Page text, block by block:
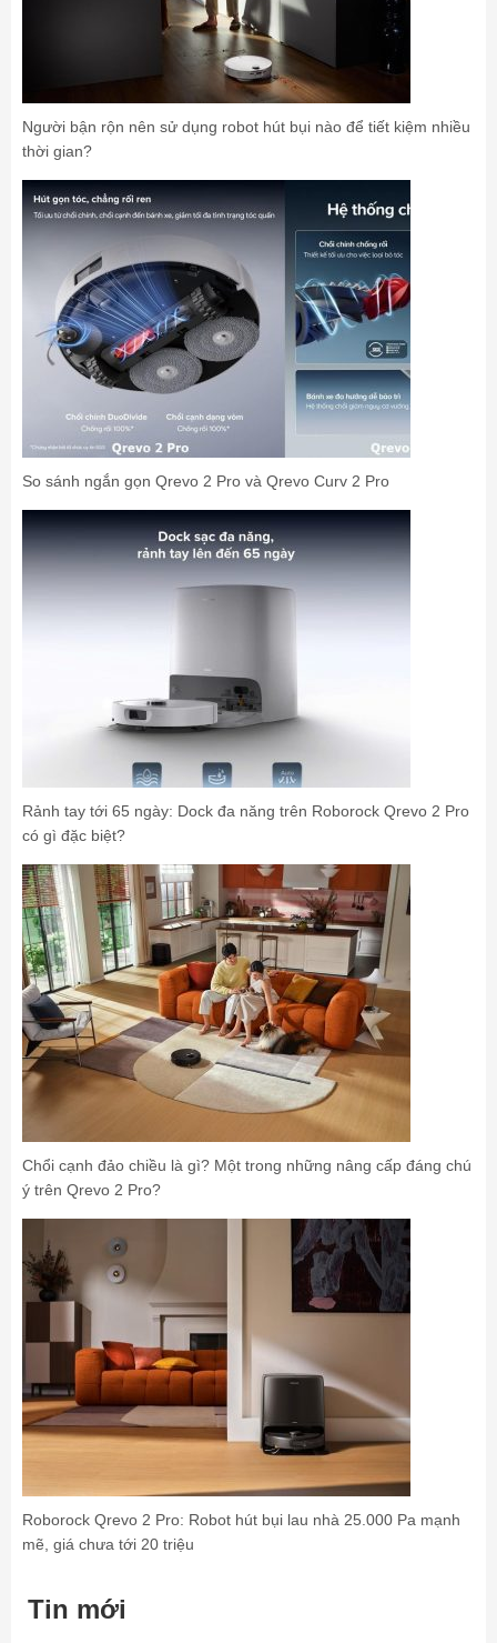
Người bận rộn nên sử dụng robot hút bụi nào để tiết kiệm nhiều
thời gian?
So sánh ngắn gọn Qrevo 2 Pro và Qrevo Curv 2 Pro
Rảnh tay tới 65 ngày: Dock đa năng trên Roborock Qrevo 2 Pro
có gì đặc biệt?
Chổi cạnh đảo chiều là gì? Một trong những nâng cấp đáng chú
ý trên Qrevo 2 Pro?
Roborock Qrevo 2 Pro: Robot hút bụi lau nhà 25.000 Pa mạnh
mẽ, giá chưa tới 20 triệu
Tin mới